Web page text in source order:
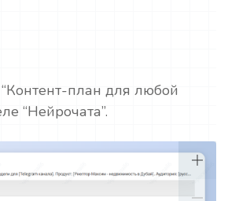
план для любой
“Нейрочата”.